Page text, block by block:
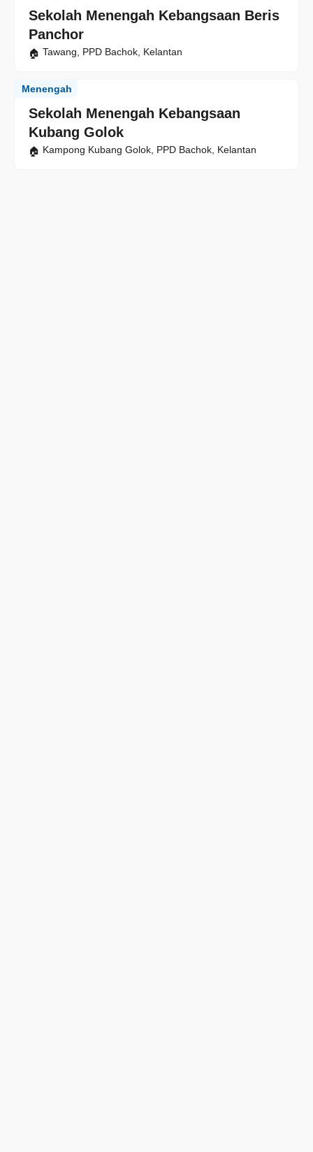
Sekolah Menengah Kebangsaan Beris
Panchor
Tawang, PPD Bachok, Kelantan
Sekolah Menengah Kebangsaan
Kubang Golok
Menengah
Kampong Kubang Golok, PPD Bachok, Kelantan